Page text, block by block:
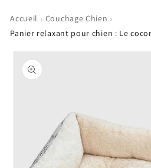
Accueil › Couchage Chien ›
Panier relaxant pour chien : Le
informations
produits